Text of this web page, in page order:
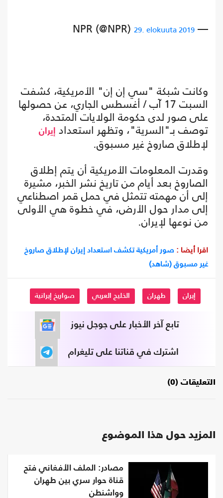
— NPR (@NPR)
29. elokuuta 2019
وكانت شبكة "سي إن إن" الأمريكية، كشفت
السبت 17 آب / أغسطس الجاري، عن حصولها
على صور لدى حكومة الولايات المتحدة،
توصف بـ"السرية"، وتظهر استعداد إيران
لإطلاق صاروخ غير مسبوق.
وقدرت المعلومات الأمريكية أن يتم إطلاق
الصاروخ بعد أيام من تاريخ نشر الخبر، مشيرة
إلى أن مهمته تتمثل في حمل قمر اصطناعي
إلى مدار حول الأرض، في خطوة هي الأولى
من نوعها لإيران.
اقرا أيضا : صور أمريكية تكشف استعداد إيران لإطلاق صاروخ
غير مسبوق (شاهد)
إيران طهران الخليج العربي صواريخ إيرانية
تابع آخر الأخبار على جوجل نيوز
اشترك في قناتنا على تليغرام
التعليقات (0)
المزيد حول هذا الموضوع
مصادر: الملف الأفغاني فتح
قناة حوار سري بين طهران
وواشنطن